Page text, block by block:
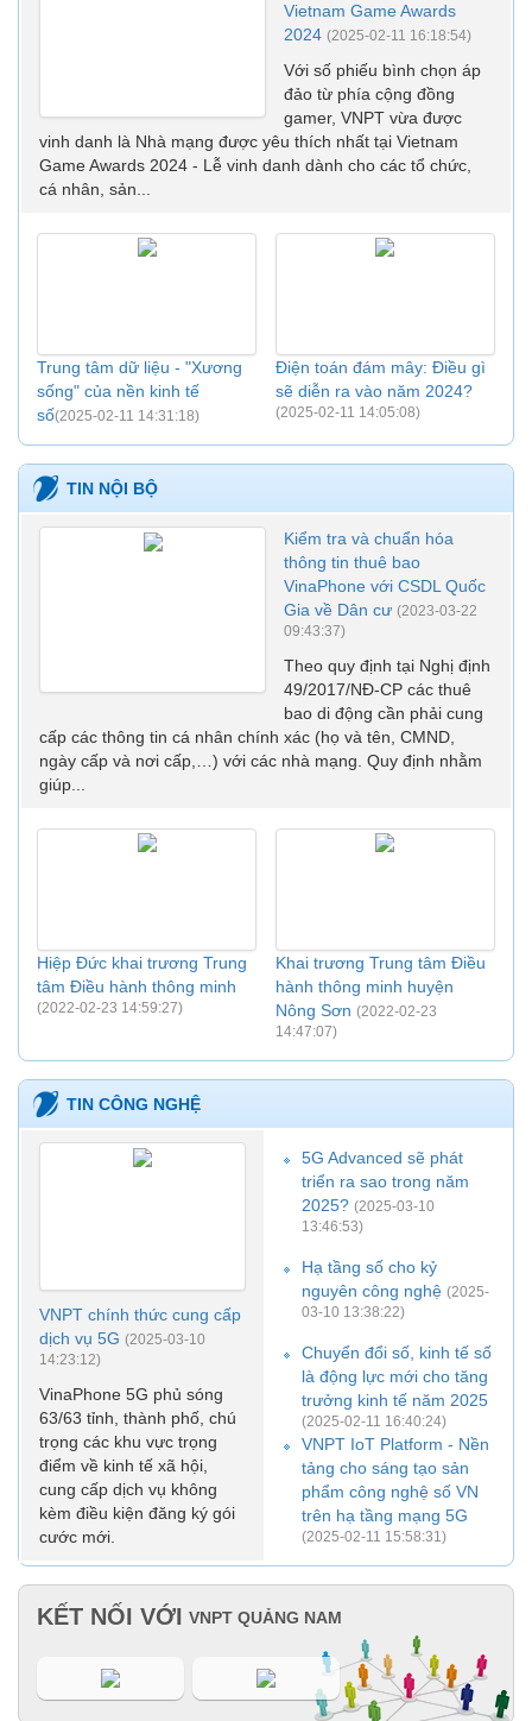
Vietnam Game Awards
2024 (2025-02-11 16:18:54)
Với số phiếu bình chọn áp
đảo từ phía cộng đồng
gamer, VNPT vừa được
vinh danh là Nhà mạng được yêu thích nhất tại Vietnam
Game Awards 2024 - Lễ vinh danh dành cho các tổ chức,
cá nhân, sản...
Trung tâm dữ liệu - "Xương
sống" của nền kinh tế
số(2025-02-11 14:31:18)
Điện toán đám mây: Điều gì
sẽ diễn ra vào năm 2024?
(2025-02-11 14:05:08)
TIN NỘI BỘ
Kiểm tra và chuẩn hóa
thông tin thuê bao
VinaPhone với CSDL Quốc
Gia về Dân cư (2023-03-22
09:43:37)
Theo quy định tại Nghị định
49/2017/NĐ-CP các thuê
bao di động cần phải cung
cấp các thông tin cá nhân chính xác (họ và tên, CMND,
ngày cấp và nơi cấp,…) với các nhà mạng. Quy định nhằm
giúp...
Hiệp Đức khai trương Trung
tâm Điều hành thông minh
(2022-02-23 14:59:27)
Khai trương Trung tâm Điều
hành thông minh huyện
Nông Sơn (2022-02-23
14:47:07)
TIN CÔNG NGHỆ
VNPT chính thức cung cấp
dịch vụ 5G (2025-03-10
14:23:12)
VinaPhone 5G phủ sóng
63/63 tỉnh, thành phố, chú
trọng các khu vực trọng
điểm về kinh tế xã hội,
cung cấp dịch vụ không
kèm điều kiện đăng ký gói
cước mới.
5G Advanced sẽ phát
triển ra sao trong năm
2025? (2025-03-10
13:46:53)
Hạ tầng số cho kỷ
nguyên công nghệ (2025-
03-10 13:38:22)
Chuyển đổi số, kinh tế số
là động lực mới cho tăng
trưởng kinh tế năm 2025
(2025-02-11 16:40:24)
VNPT IoT Platform - Nền
tảng cho sáng tạo sản
phẩm công nghệ số VN
trên hạ tầng mạng 5G
(2025-02-11 15:58:31)
KẾT NỐI VỚI VNPT QUẢNG NAM